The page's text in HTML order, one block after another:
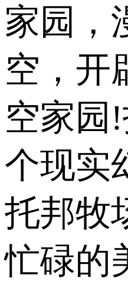
家园，
空，开
空家园
个现实
托邦牧
忙碌的